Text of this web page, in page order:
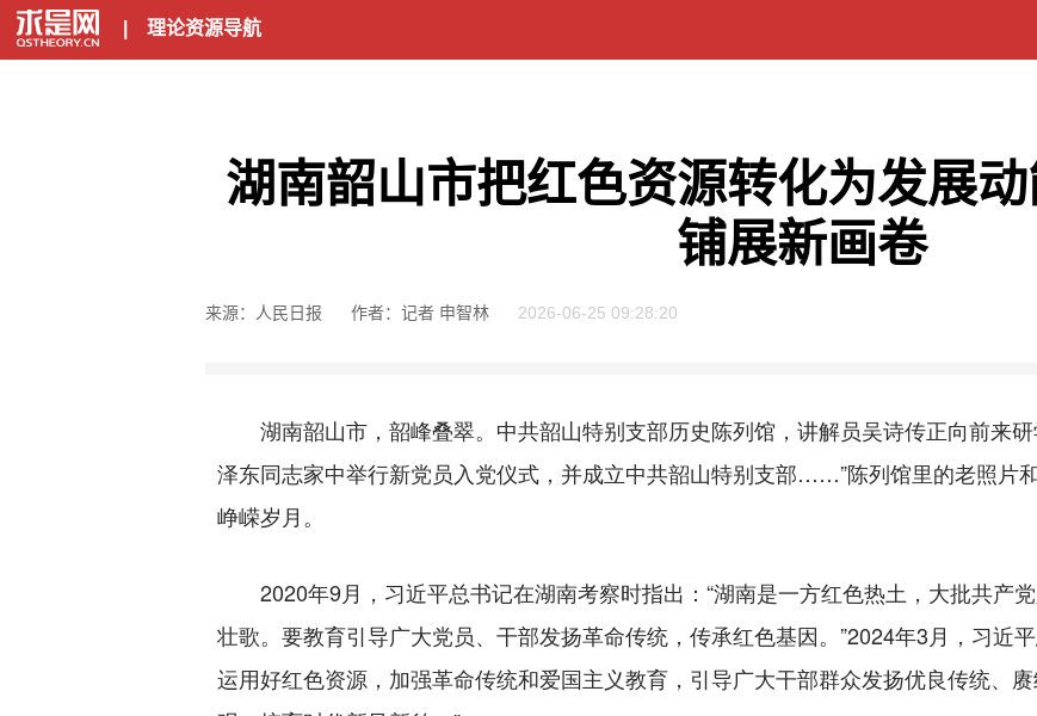
理论资源导航
湖南韶山市把红色资源转化为发展
铺展新画卷
来源：人民日报 作者：记者 申智林 2026-06-25 09:28:20
湖南韶山市，韶峰叠翠。中共韶山特别支部历史陈列馆，讲解员吴诗传正向前来研
泽东同志家中举行新党员入党仪式，并成立中共韶山特别支部……”陈列馆里的老照片
峥嵘岁月。
2020年9月，习近平总书记在湖南考察时指出：“湖南是一方红色热土，大批共产
壮歌。要教育引导广大党员、干部发扬革命传统，传承红色基因。”2024年3月，习近平
运用好红色资源，加强革命传统和爱国主义教育，引导广大干部群众发扬优良传统、